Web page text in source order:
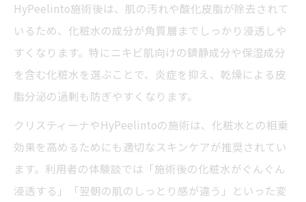
HyPeelinto施術後は、肌の汚れや酸化皮脂が除去されて
いるため、化粧水の成分が角質層までしっかり浸透しや
すくなります。特にニキビ肌向けの鎮静成分や保湿成分
を含む化粧水を選ぶことで、炎症を抑え、乾燥による皮
脂分泌の過剰も防ぎやすくなります。
クリスティーナやHyPeelintoの施術は、化粧水との相乗
効果を高めるためにも適切なスキンケアが推奨されてい
ます。利用者の体験談では「施術後の化粧水がぐんぐん
浸透する」「翌朝の肌のしっとり感が違う」といった変